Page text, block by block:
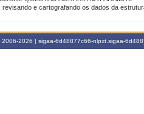
e cartografando os dados da
2026 | sigaa-6d48877c66-nlpxt.sigaa-